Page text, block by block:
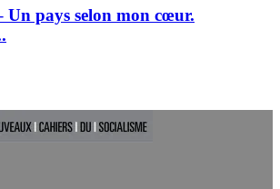
Un pays selon mon cœur.